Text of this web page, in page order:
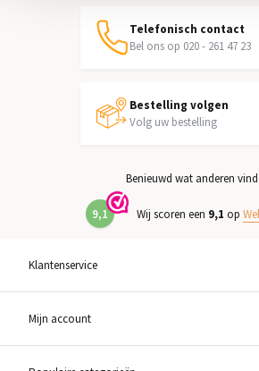
Telefonisch contact
Bel ons op 020 - 261 47 23
Bestelling volgen
Volg uw bestelling
Benieuwd wat anderen
9,1 Wij scoren een 9,1 op
Klantenservice
Mijn account